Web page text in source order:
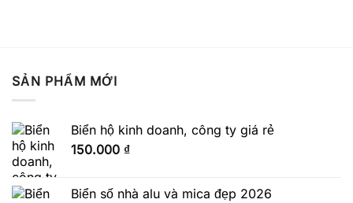
SẢN PHẨM MỚI
Biển hộ kinh doanh, công ty giá rẻ
150.000 ₫
Biển số nhà alu và mica đẹp 2026